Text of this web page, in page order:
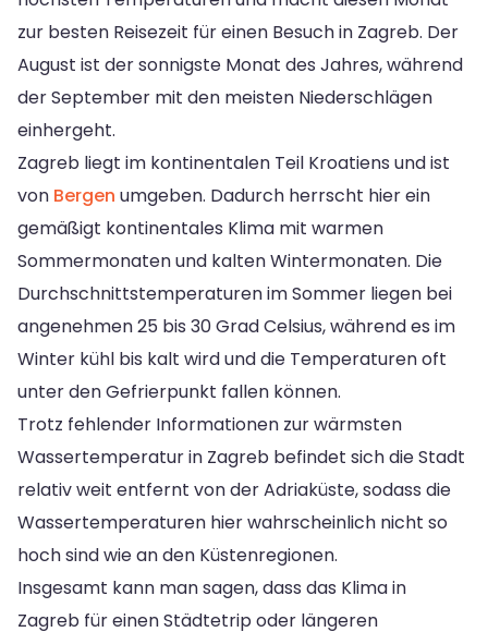
zur besten Reisezeit für einen Besuch in Zagreb. Der
August ist der sonnigste Monat des Jahres, während
der September mit den meisten Niederschlägen
einhergeht.
Zagreb liegt im kontinentalen Teil Kroatiens und ist
von Bergen umgeben. Dadurch herrscht hier ein
gemäßigt kontinentales Klima mit warmen
Sommermonaten und kalten Wintermonaten. Die
Durchschnittstemperaturen im Sommer liegen bei
angenehmen 25 bis 30 Grad Celsius, während es im
Winter kühl bis kalt wird und die Temperaturen oft
unter den Gefrierpunkt fallen können.
Trotz fehlender Informationen zur wärmsten
Wassertemperatur in Zagreb befindet sich die Stadt
relativ weit entfernt von der Adriaküste, sodass die
Wassertemperaturen hier wahrscheinlich nicht so
hoch sind wie an den Küstenregionen.
Insgesamt kann man sagen, dass das Klima in
Zagreb für einen Städtetrip oder längeren